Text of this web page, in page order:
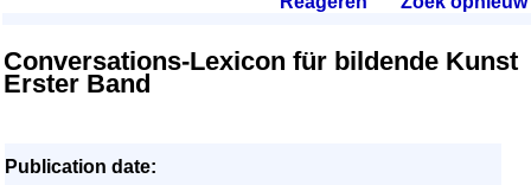
Conversations-Lexicon für bildende Kunst
Erster Band
Publication date: